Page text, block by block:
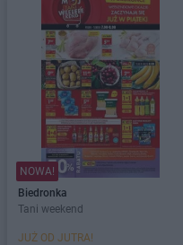
NOWA!
Biedronka
Tani weekend
JUŻ OD JUTRA!